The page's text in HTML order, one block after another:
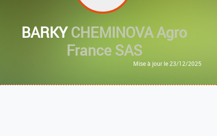
BARKYCHEMINOVA Agro
France SAS
Mise à jour le 23/12/2025